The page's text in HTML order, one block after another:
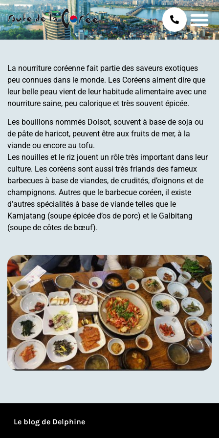
La nourriture coréenne fait partie des saveurs exotiques
peu connues dans le monde. Les Coréens aiment dire que
leur belle peau vient de leur habitude alimentaire avec une
nourriture saine, peu calorique et très souvent épicée.
Les bouillons nommés Dolsot, souvent à base de soja ou
de pâte de haricot, peuvent être aux fruits de mer, à la
viande ou encore au tofu.
Les nouilles et le riz jouent un rôle très important dans leur
culture. Les coréens sont aussi très friands des fameux
barbecues à base de viandes, de crudités, d’oignons et de
champignons. Autres que le barbecue coréen, il existe
d’autres spécialités à base de viande telles que le
Kamjatang (soupe épicée d’os de porc) et le Galbitang
(soupe de côtes de bœuf).
Le blog de Delphine